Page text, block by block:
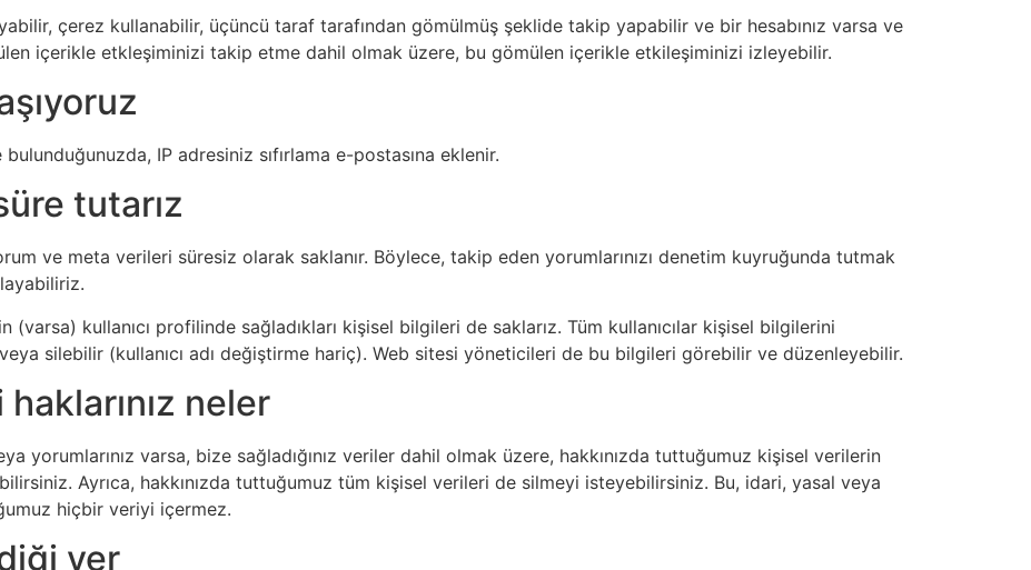
çerez kullanabilir, üçüncü taraf tarafından gömülmüş şeklide takip yapabilir ve bir hesabınız varsa ve
içerikle etkleşiminizi takip etme dahil olmak üzere, bu gömülen içerikle etkileşiminizi izleyebilir.
bulunduğunuzda, IP adresiniz sıfırlama e-postasına eklenir.
tutarız
ve meta verileri süresiz olarak saklanır. Böylece, takip eden yorumlarınızı denetim kuyruğunda tutmak
(varsa) kullanıcı profilinde sağladıkları kişisel bilgileri de saklarız. Tüm kullanıcılar kişisel bilgilerini
silebilir (kullanıcı adı değiştirme hariç). Web sitesi yöneticileri de bu bilgileri görebilir ve düzenleyebilir.
neler
yorumlarınız varsa, bize sağladığınız veriler dahil olmak üzere, hakkınızda tuttuğumuz kişisel verilerin
Ayrıca, hakkınızda tuttuğumuz tüm kişisel verileri de silmeyi isteyebilirsiniz. Bu, idari, yasal veya
hiçbir veriyi içermez.
yer